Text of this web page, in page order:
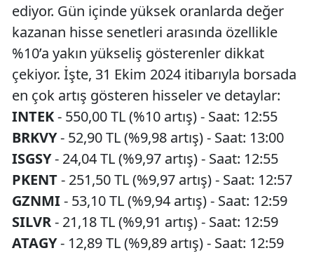
ediyor. Gün içinde yüksek oranlarda değer
kazanan hisse senetleri arasında özellikle
%10’a yakın yükseliş gösterenler dikkat
çekiyor. İşte, 31 Ekim 2024 itibarıyla borsada
en çok artış gösteren hisseler ve detaylar:
INTEK- 550,00 TL (%10 artış) - Saat: 12:55
BRKVY- 52,90 TL (%9,98 artış) - Saat: 13:00
ISGSY- 24,04 TL (%9,97 artış) - Saat: 12:55
PKENT- 251,50 TL (%9,97 artış) - Saat: 12:57
GZNMI- 53,10 TL (%9,94 artış) - Saat: 12:59
SILVR- 21,18 TL (%9,91 artış) - Saat: 12:59
ATAGY- 12,89 TL (%9,89 artış) - Saat: 12:59